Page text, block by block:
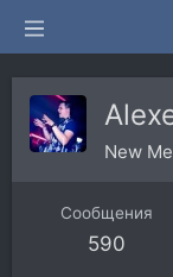
New
Сообщения
590